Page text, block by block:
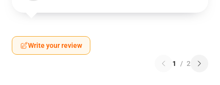
Write your review
1 / 2